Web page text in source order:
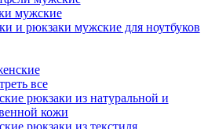
мужские
и рюкзаки мужские для ноутбуков
все
рюкзаки из натуральной и
кожи
рюкзаки из текстиля